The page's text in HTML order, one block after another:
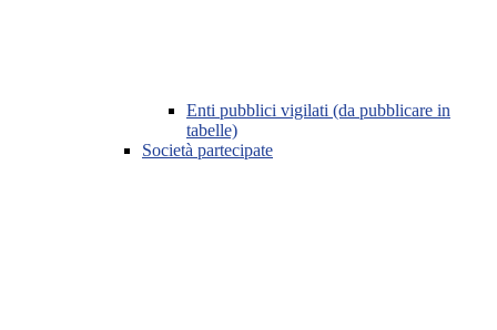
Enti pubblici vigilati (da pubblicare in
tabelle)
Società partecipate